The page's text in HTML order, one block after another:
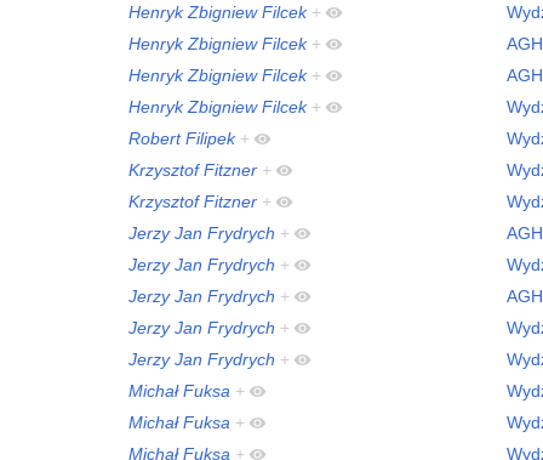
Henryk Zbigniew Filcek +
Henryk Zbigniew Filcek +
AGH
Henryk Zbigniew Filcek +
AGH
Henryk Zbigniew Filcek +
Robert Filipek +
Krzysztof Fitzner +
Krzysztof Fitzner +
Jerzy Jan Frydrych +
AGH
Jerzy Jan Frydrych +
Jerzy Jan Frydrych +
AGH
Jerzy Jan Frydrych +
Jerzy Jan Frydrych +
Michał Fuksa +
Michał Fuksa +
Michał Fuksa +